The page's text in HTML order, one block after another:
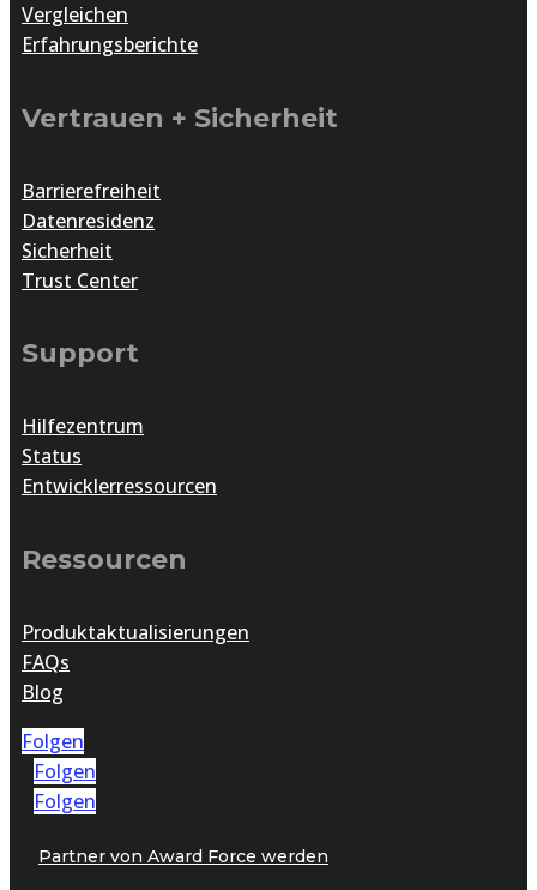
Vergleichen
Erfahrungsberichte
Vertrauen + Sicherheit
Barrierefreiheit
Datenresidenz
Sicherheit
Trust Center
Support
Hilfezentrum
Status
Entwicklerressourcen
Ressourcen
Produktaktualisierungen
FAQs
Blog
Folgen
Folgen
Folgen
Partner von Award Force werden